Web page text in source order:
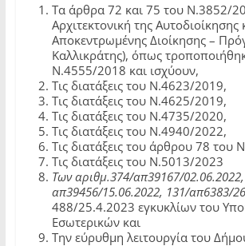
Τα άρθρα 72 και 75 του Ν.3852/
Αρχιτεκτονική της Αυτοδιοίκησης
Αποκεντρωμένης Διοίκησης –
Καλλικράτης), όπως
Ν.4555/2018 και ισχύουν,
Τις διατάξεις του Ν.4623/2019,
Τις διατάξεις του Ν.4625/2019,
Τις διατάξεις του Ν.4735/2020,
Τις διατάξεις του Ν.4940/2022,
Τις διατάξεις του άρθρου 78 του
Τις διατάξεις του Ν.5013/2023
Των αριθμ.374/απ39167/
απ39456/15.06.2022, 131/απ6383/
488/25.4.2023 εγκυκλίων του
Εσωτερικών και
Την εύρυθμη λειτουργία του